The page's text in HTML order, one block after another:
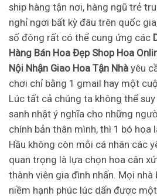
ship hàng tận nơi, hàng ngũ trẻ
nghỉ ngơi bất kỳ đâu trên quốc
số đông rất có thể cung ứng các
Hàng Bán Hoa Đẹp Shop Hoa
Nội Nhận Giao Hoa Tận Nhà yêu
chơi chỉ bằng 1 gmail hay một
Lúc tất cả chúng ta không thể
sanh nhật ý nghĩa cho những
chính bản thân mình, thì 1 bó hoa
Hầu không còn mỗi cá nhân các
quan trọng là lựa chọn hoa cân
thành viên gia đình nhấn. Mọi
niềm hạnh phúc lúc dấn được